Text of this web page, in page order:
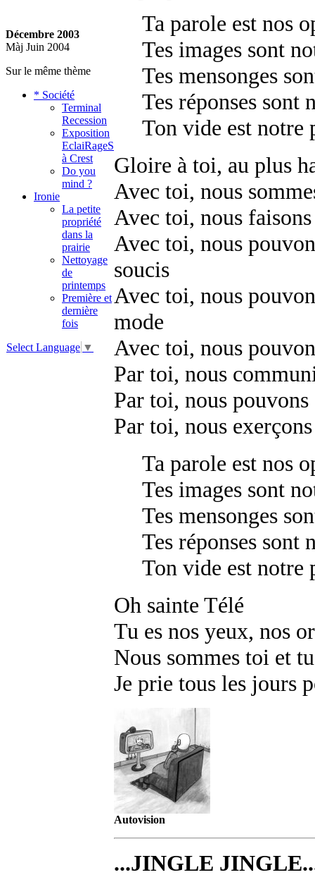
Décembre 2003
Màj Juin 2004
Sur le même thème
* Société
Terminal
Recession
Exposition
EclaiRageS
à Crest
Do you
mind ?
Ironie
La petite
propriété
dans la
prairie
Nettoyage
de
printemps
Première et
dernière
fois
Select Language ▼
Ta parole est nos
Tes images sont
Tes mensonges
Tes réponses sont
Ton vide est notre
Gloire à toi, au plus
Avec toi, nous
Avec toi, nous
Avec toi, nous
soucis
Avec toi, nous
mode
Avec toi, nous
Par toi, nous
Par toi, nous
Par toi, nous
Ta parole est nos
Tes images sont
Tes mensonges
Tes réponses sont
Ton vide est notre
Oh sainte Télé
Tu es nos yeux, nos
Nous sommes toi et
Je prie tous les jours
Autovision
...JINGLE